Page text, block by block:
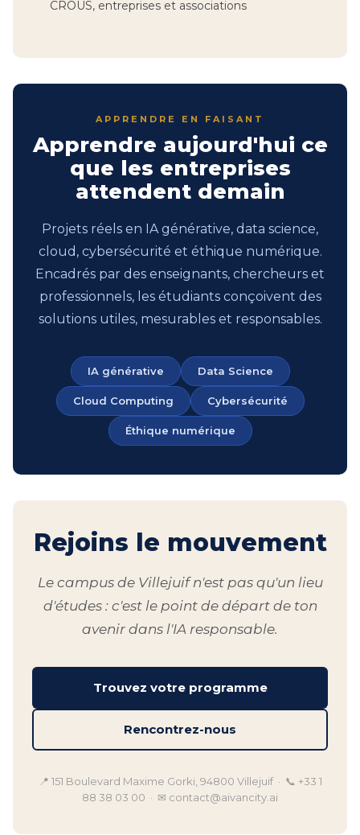
CROUS, entreprises et associations
APPRENDRE EN FAISANT
Apprendre aujourd'hui ce
que les entreprises
attendent demain
Projets réels en IA générative, data science,
cloud, cybersécurité et éthique numérique.
Encadrés par des enseignants, chercheurs et
professionnels, les étudiants conçoivent des
solutions utiles, mesurables et responsables.
IA générative Data Science
Cloud Computing Cybersécurité
Éthique numérique
Rejoins le mouvement
Le campus de Villejuif n'est pas qu'un lieu
d'études : c'est le point de départ de ton
avenir dans l'IA responsable.
Trouvez votre programme
Rencontrez-nous
📍 151 Boulevard Maxime Gorki, 94800 Villejuif · 📞 +33 1
88 38 03 00 · ✉ contact@aivancity.ai